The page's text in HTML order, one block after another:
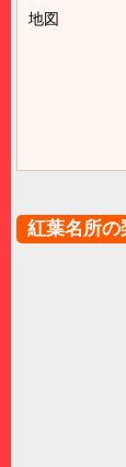
地図
紅葉名所の